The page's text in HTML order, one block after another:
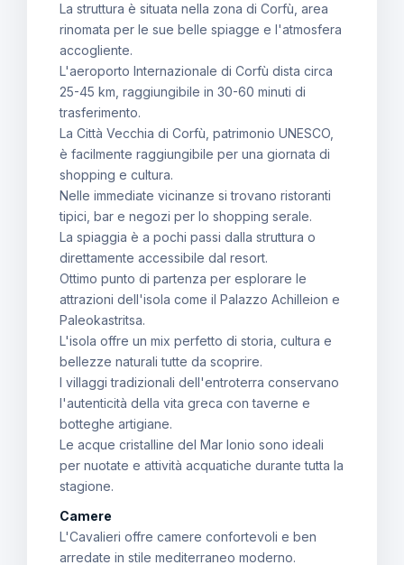
La struttura è situata nella zona di Corfù, area
rinomata per le sue belle spiagge e l'atmosfera
accogliente.
L'aeroporto Internazionale di Corfù dista circa
25-45 km, raggiungibile in 30-60 minuti di
trasferimento.
La Città Vecchia di Corfù, patrimonio UNESCO,
è facilmente raggiungibile per una giornata di
shopping e cultura.
Nelle immediate vicinanze si trovano ristoranti
tipici, bar e negozi per lo shopping serale.
La spiaggia è a pochi passi dalla struttura o
direttamente accessibile dal resort.
Ottimo punto di partenza per esplorare le
attrazioni dell'isola come il Palazzo Achilleion e
Paleokastritsa.
L'isola offre un mix perfetto di storia, cultura e
bellezze naturali tutte da scoprire.
I villaggi tradizionali dell'entroterra conservano
l'autenticità della vita greca con taverne e
botteghe artigiane.
Le acque cristalline del Mar Ionio sono ideali
per nuotate e attività acquatiche durante tutta la
stagione.
Camere
L'Cavalieri offre camere confortevoli e ben
arredate in stile mediterraneo moderno.